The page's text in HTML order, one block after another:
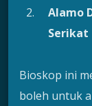
Alamo
Serikat
Bioskop ini
boleh untuk